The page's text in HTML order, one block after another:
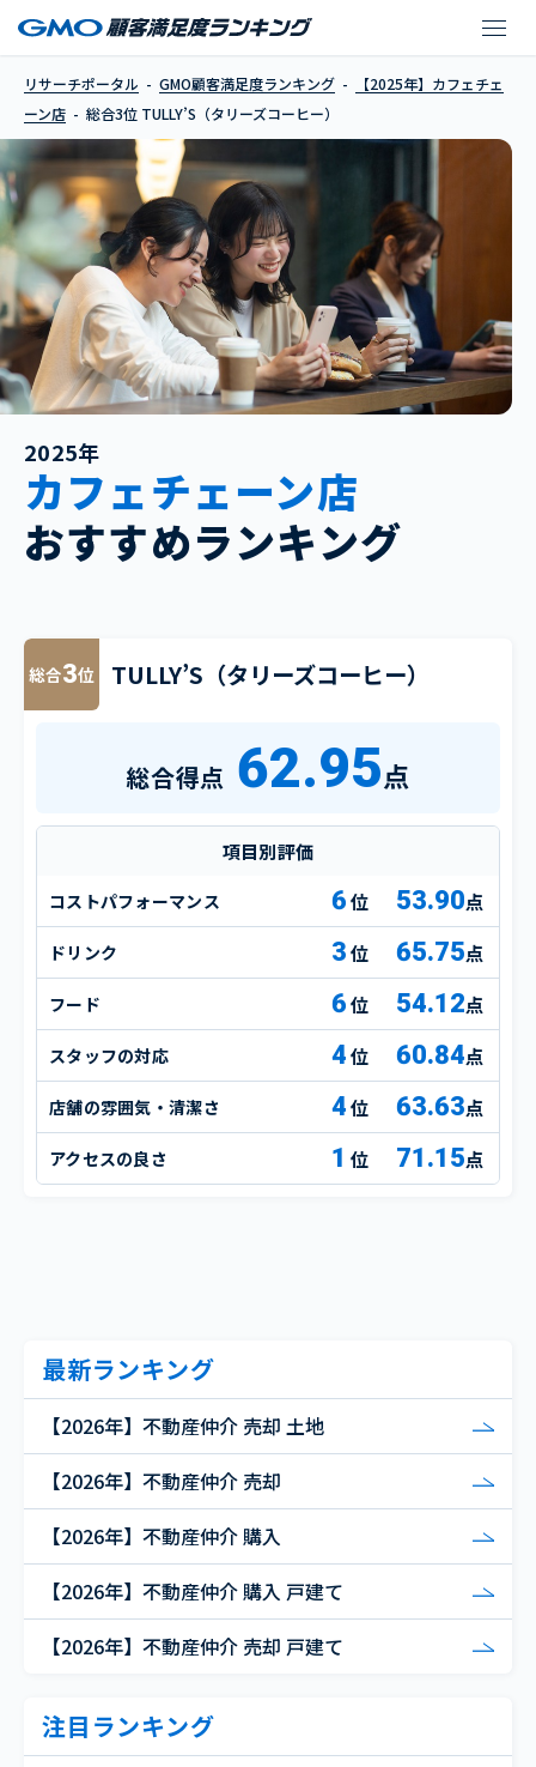
TULLY’S（タリーズコ
リサーチポータル GMO顧客満足度ランキング
【2025年】カフェチェ
ーン店
総合3位 TULLY’S（タリーズコーヒー）
2025年
カフェチェーン店
おすすめランキング
総合3位 TULLY’S（タリーズコーヒー）
総合得点 62.95点
項目別評価
コストパフォーマンス 6 53.90点
ドリンク 3 65.75点
フード 6 54.12点
スタッフの対応 4 60.84点
店舗の雰囲気・清潔さ 4 63.63点
アクセスの良さ 1 71.15点
最新ランキング
【2026年】不動産仲介 売却 土地
【2026年】不動産仲介 売却
【2026年】不動産仲介 購入
【2026年】不動産仲介 購入 戸建て
【2026年】不動産仲介 売却 戸建て
注目ランキング